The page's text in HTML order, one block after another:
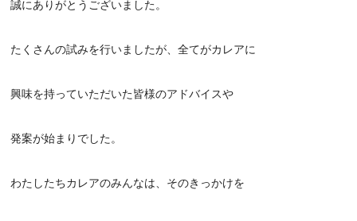
誠にありがとうございました。
たくさんの試みを行いましたが、全てがカレアに
興味を持っていただいた皆様のアドバイスや
発案が始まりでした。
わたしたちカレアのみんなは、そのきっかけを